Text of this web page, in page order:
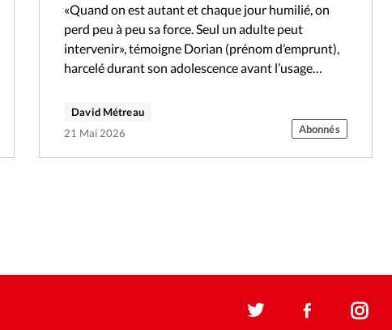
«Quand on est autant et chaque jour humilié, on
perd peu à peu sa force. Seul un adulte peut
intervenir», témoigne Dorian (prénom d’emprunt),
harcelé durant son adolescence avant l’usage
David Métreau
21 Mai 2026
Abonnés